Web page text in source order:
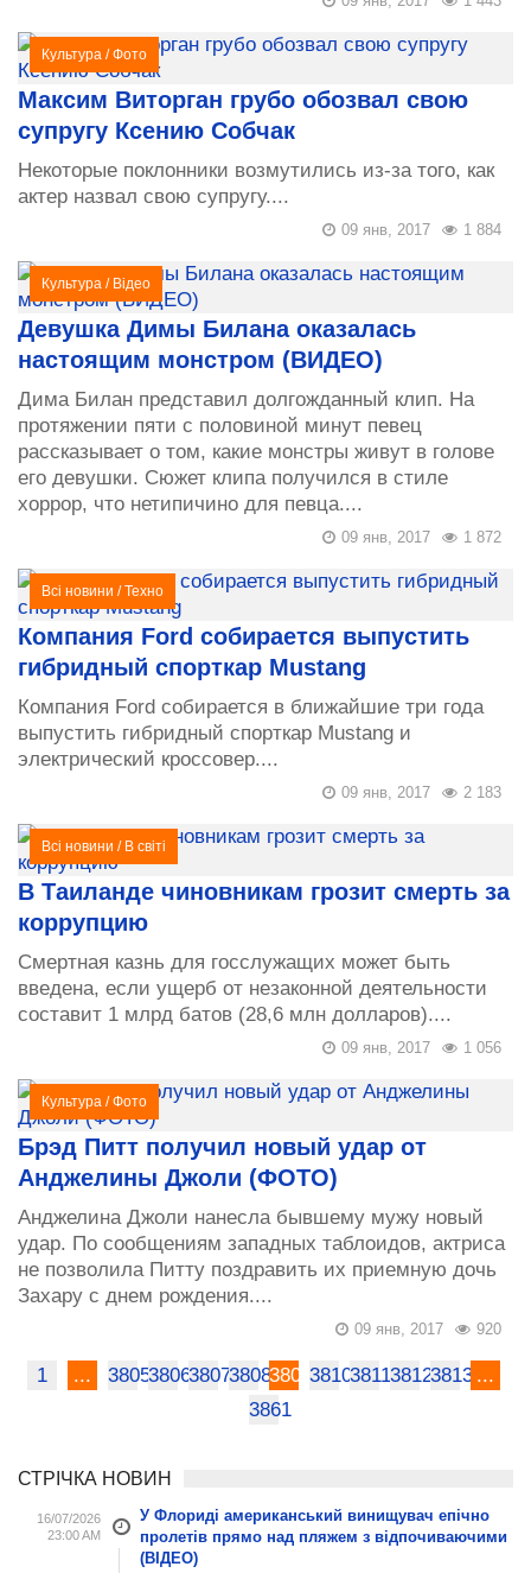
Культура /Фото
Максим Виторган грубо обозвал свою
супругу Ксению Собчак
Некоторые поклонники возмутились из-за того, как
актер назвал свою супругу....
1 884
09 янв, 2017
Культура / Відео
Девушка Димы Билана оказалась
настоящим монстром (ВИДЕО)
Дима Билан представил долгожданный клип. На
протяжении пяти с половиной минут певец
рассказывает о том, какие монстры живут в голове
его девушки. Сюжет клипа получился в стиле
хоррор, что нетипичино для певца....
1 872
09 янв, 2017
Всі новини /Техно
Компания Ford собирается выпустить
гибридный спорткар Mustang
Компания Ford собирается в ближайшие три года
выпустить гибридный спорткар Mustang и
электрический кроссовер....
2 183
09 янв, 2017
Всі новини / В світі
В Таиланде чиновникам грозит смерть за
коррупцию
Смертная казнь для госслужащих может быть
введена, если ущерб от незаконной деятельности
составит 1 млрд батов (28,6 млн долларов)....
1 056
09 янв, 2017
Культура /Фото
Брэд Питт получил новый удар от
Анджелины Джоли (ФОТО)
Анджелина Джоли нанесла бывшему мужу новый
удар. По сообщениям западных таблоидов, актриса
не позволила Питту поздравить их приемную дочь
Захару с днем рождения....
920
09 янв, 2017
1 ... 380538063807380838093810381138123813 ...
3861
СТРІЧКА НОВИН
16/07/2026
23:00 AM
У Флориді американський винищувач епічно
пролетів прямо над пляжем з відпочиваючими
(ВІДЕО)